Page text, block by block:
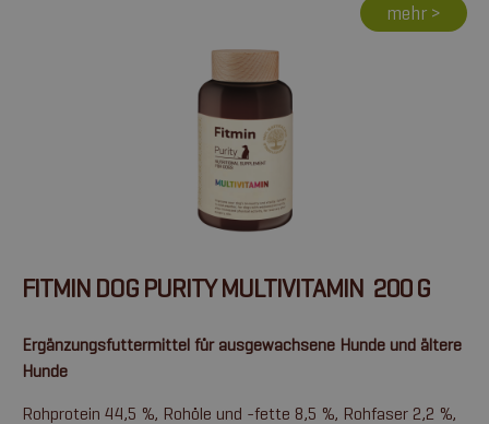
mehr >
FITMIN DOG PURITY MULTIVITAMIN 200 G
Ergänzungsfuttermittel für ausgewachsene Hunde und ältere
Hunde
Rohprotein 44,5 %, Rohöle und -fette 8,5 %, Rohfaser 2,2 %,